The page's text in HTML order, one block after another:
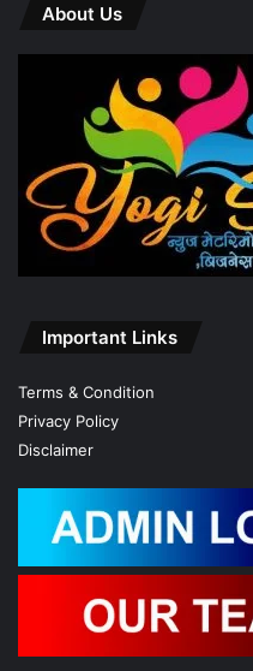
About Us
Important Links
Terms & Condition
Privacy Policy
Disclaimer